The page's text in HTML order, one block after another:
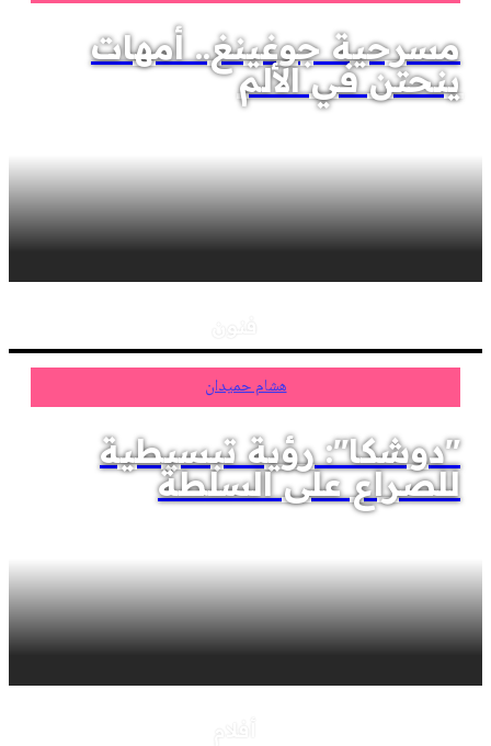
مسرحية جوغينغ.. أمهات
ينحتن في الألم
هشام حميدان
"دوشكا": رؤية تبسيطية
للصراع على السلطة